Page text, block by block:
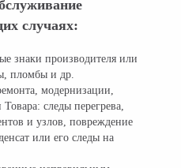
случаях:
знаки производителя или
пломбы и др.
модернизации,
следы перегрева,
и узлов, повреждение
или его следы на